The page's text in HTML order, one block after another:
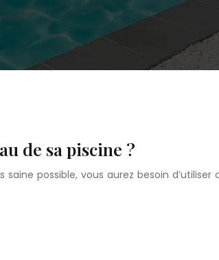
de sa piscine ?
possible, vous aurez besoin